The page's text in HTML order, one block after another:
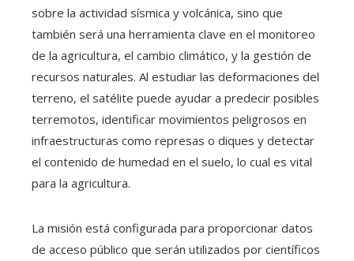
sobre la actividad sísmica y volcánica, sino que
también será una herramienta clave en el monitoreo
de la agricultura, el cambio climático, y la gestión de
recursos naturales. Al estudiar las deformaciones del
terreno, el satélite puede ayudar a predecir posibles
terremotos, identificar movimientos peligrosos en
infraestructuras como represas o diques y detectar
el contenido de humedad en el suelo, lo cual es vital
para la agricultura.
La misión está configurada para proporcionar datos
de acceso público que serán utilizados por científicos